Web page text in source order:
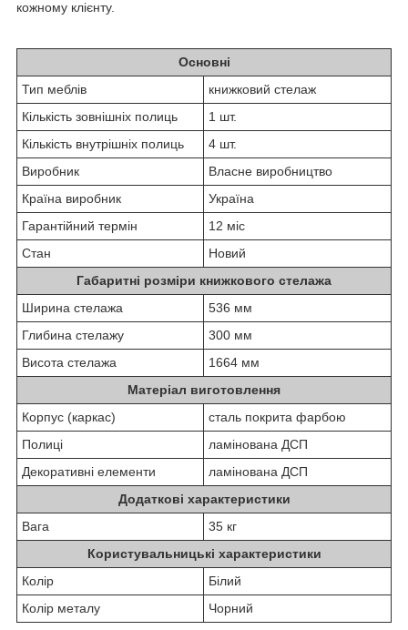
кожному клієнту.
Основні
Тип меблів
книжковий стелаж
Кількість зовнішніх полиць
1 шт.
Кількість внутрішніх полиць
4 шт.
Виробник
Власне виробництво
Країна виробник
Україна
Гарантійний термін
12 міс
Стан
Новий
Габаритні розміри книжкового стелажа
Ширина стелажа
536 мм
Глибина стелажу
300 мм
Висота стелажа
1664 мм
Матеріал виготовлення
Корпус (каркас)
сталь покрита фарбою
Полиці
ламінована ДСП
Декоративні елементи
ламінована ДСП
Додаткові характеристики
Вага
35 кг
Користувальницькі характеристики
Колір
Білий
Колір металу
Чорний